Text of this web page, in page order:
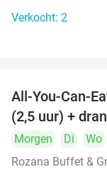
food
Verkocht: 2
All-You-Can-
(2,5 uur) +
Morgen Di Wo
Rozana Buffet &